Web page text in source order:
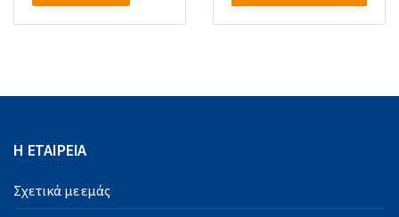
Η ΕΤΑΙΡΕΙΑ
Σχετικά με εμάς